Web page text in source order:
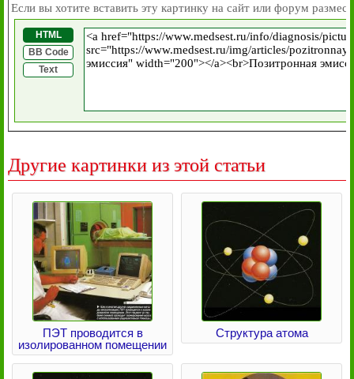
Если вы хотите вставить эту картинку на сайт или форум
HTML
BB Code
Text
Другие картинки из этой статьи
ПЭТ проводится в
изолированном помещении
Структура атома